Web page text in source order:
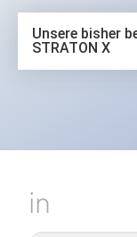
Das
Unsere bisher
STRATON X
in